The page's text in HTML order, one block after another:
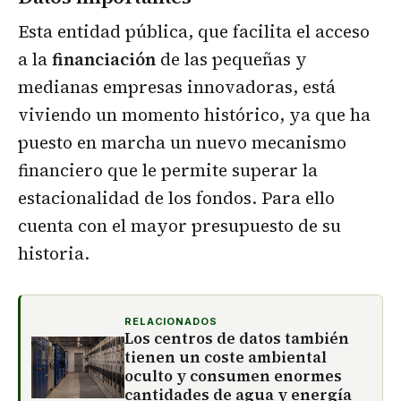
Esta entidad pública, que facilita el acceso
a lafinanciación de las pequeñas y
medianas empresas innovadoras, está
viviendo un momento histórico, ya que ha
puesto en marcha un nuevo mecanismo
financiero que le permite superar la
estacionalidad de los fondos. Para ello
cuenta con el mayor presupuesto de su
historia.
RELACIONADOS
Los centros de datos también
tienen un coste ambiental
oculto y consumen enormes
cantidades de agua y energía